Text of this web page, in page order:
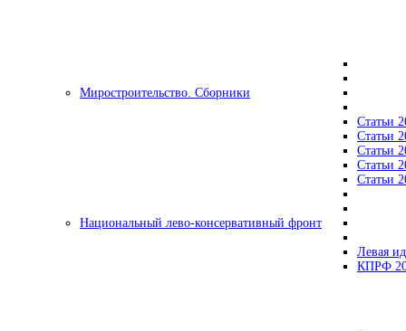
Миростроительство. Сборники
Статьи
Статьи
Статьи
Статьи
Статьи
Национальный лево-консервативный фронт
Левая
КПРФ